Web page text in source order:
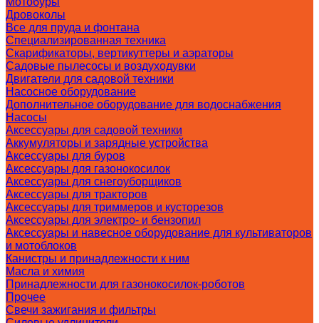
Дровоколы
Все для пруда и фонтана
Специализированная техника
Скарификаторы, вертикуттеры и аэраторы
Садовые пылесосы и воздуходувки
Двигатели для садовой техники
Насосное оборудование
Дополнительное оборудование для водоснабжения
Насосы
Аксессуары для садовой техники
Аккумуляторы и зарядные устройства
Аксессуары для буров
Аксессуары для газонокосилок
Аксессуары для снегоуборщиков
Аксессуары для тракторов
Аксессуары для триммеров и кусторезов
Аксессуары для электро- и бензопил
Аксессуары и навесное оборудование для культиваторов
и мотоблоков
Канистры и принадлежности к ним
Масла и химия
Принадлежности для газонокосилок-роботов
Прочее
Свечи зажигания и фильтры